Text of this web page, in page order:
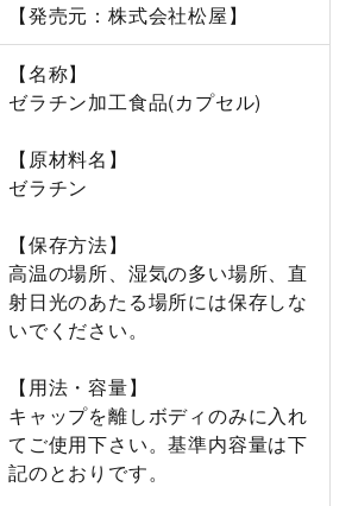
【発売元：株式会社松屋】
【名称】
ゼラチン加工食品(カプセル)
【原材料名】
ゼラチン
【保存方法】
高温の場所、湿気の多い場所、直
射日光のあたる場所には保存しな
いでください。
【用法・容量】
キャップを離しボディのみに入れ
てご使用下さい。基準内容量は下
記のとおりです。